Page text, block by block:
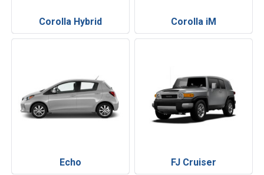
Corolla Hybrid Corolla iM
Echo FJ Cruiser